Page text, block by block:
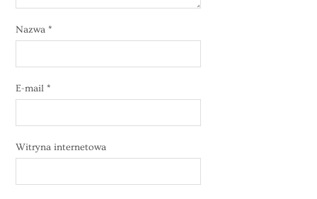
Nazwa *
E-mail *
Witryna internetowa